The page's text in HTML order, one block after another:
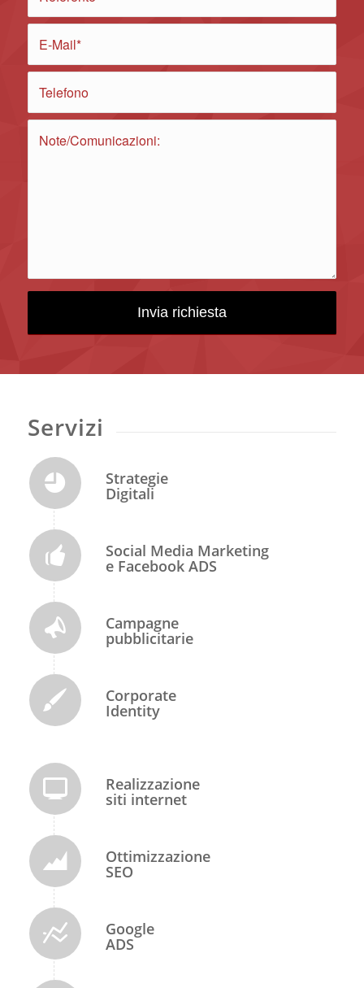
Servizi
Strategie
Digitali
Social Media Marketing
e Facebook ADS
Campagne
pubblicitarie
Corporate
Identity
Realizzazione
siti internet
Ottimizzazione
SEO
Google
ADS